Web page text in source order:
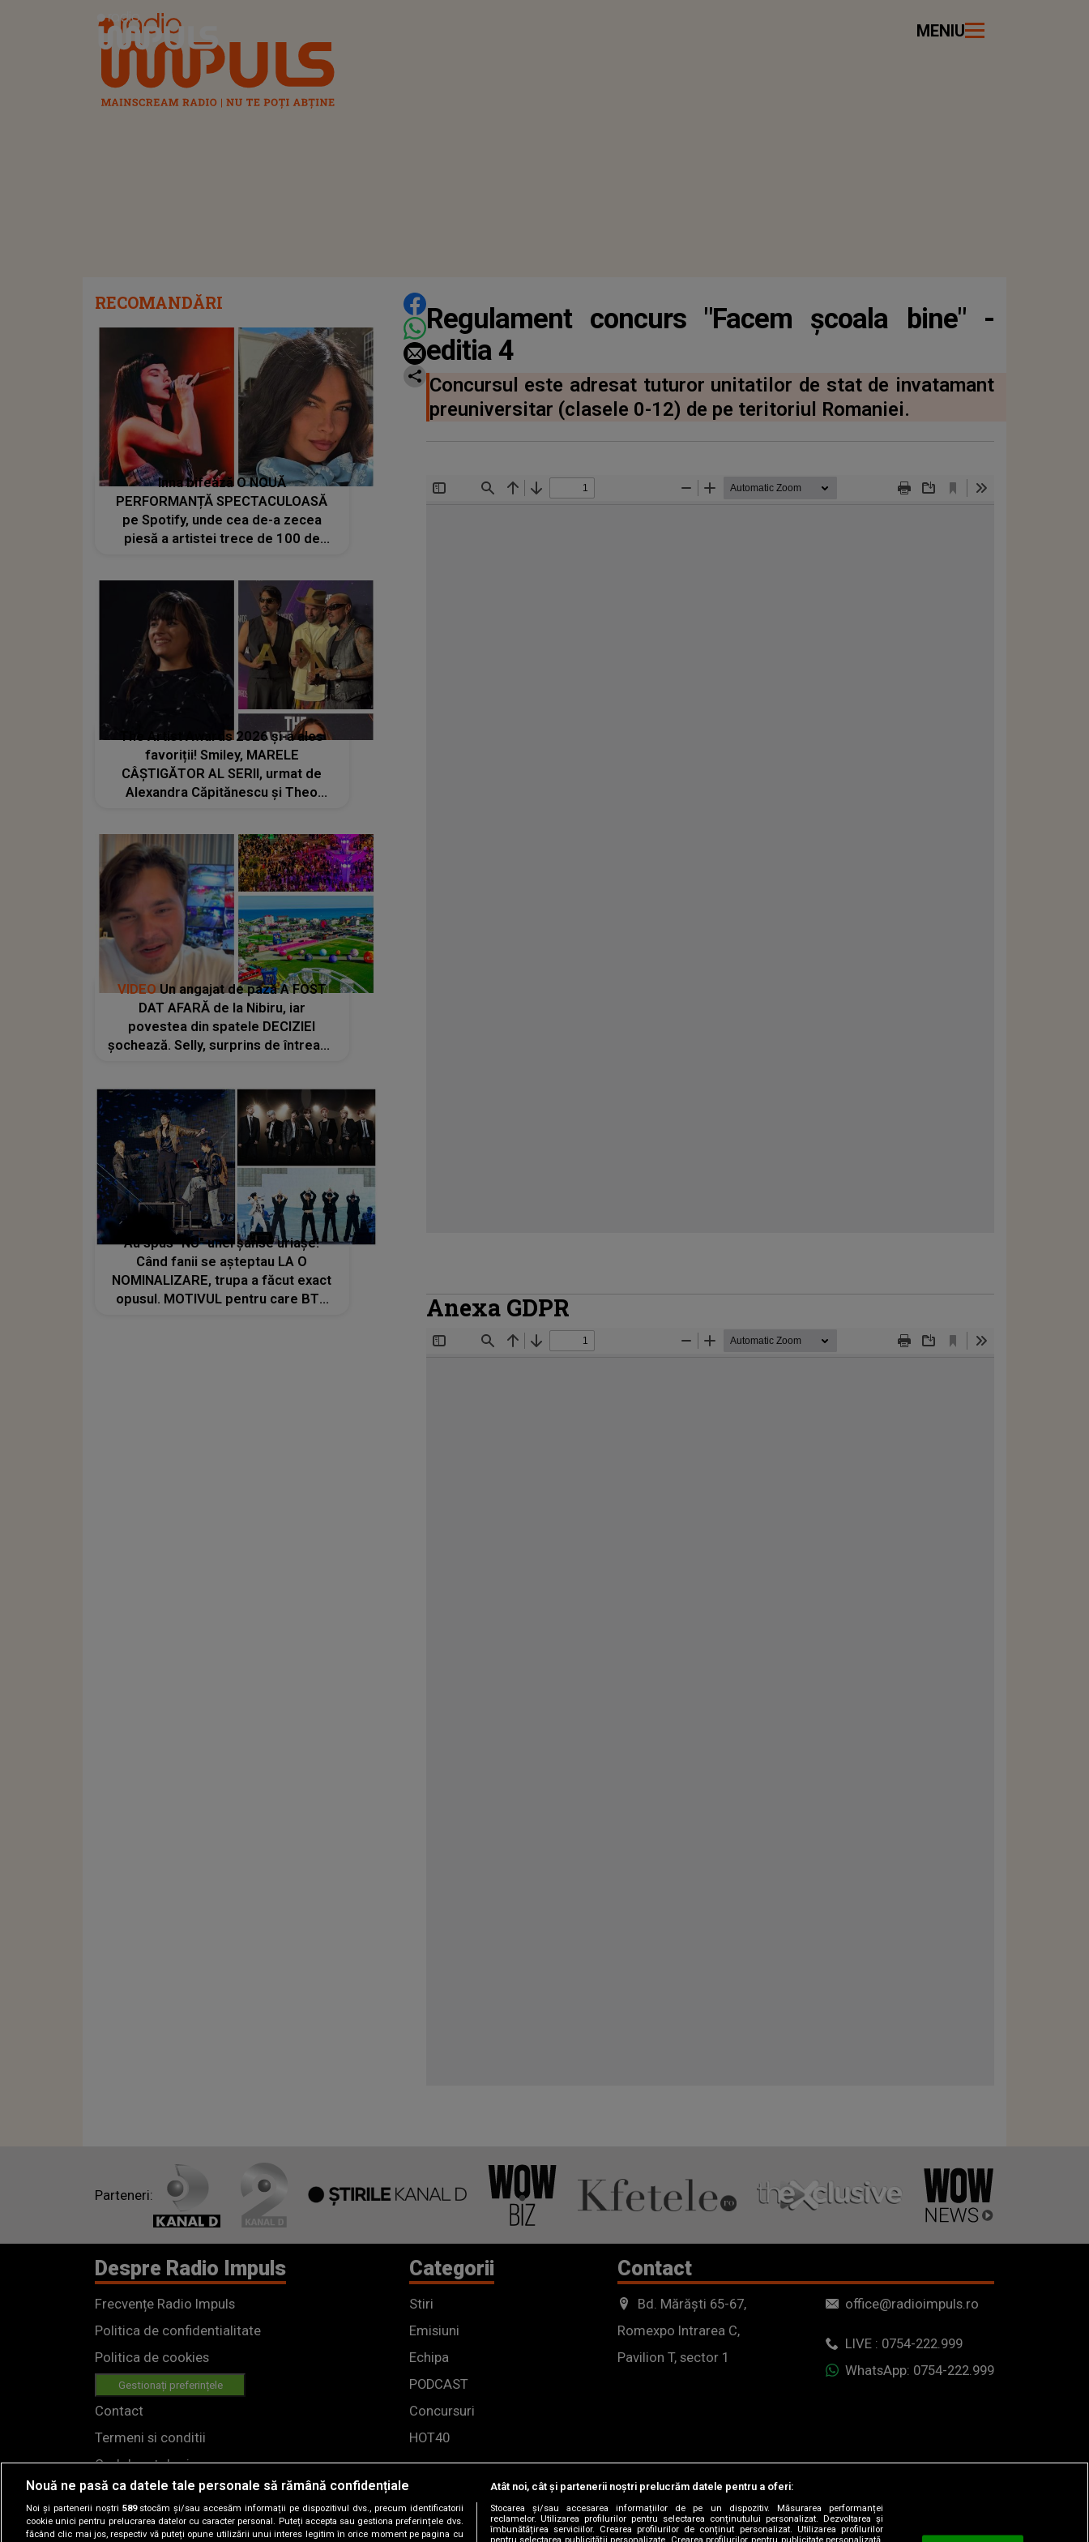
Radio Impuls MENIU
DISTRIBUIE ARTICOLUL
Regulament concurs "Facem școala bine" -
editia 4
Concursul este adresat tuturor unitatilor de stat de invatamant
preuniversitar (clasele 0-12) de pe teritoriul Romaniei.
Anexa GDPR
RECOMANDĂRI
Inna bifează O NOUĂ
PERFORMANȚĂ SPECTACULOASĂ
pe Spotify, unde cea de-a zecea
piesă a artistei trece de 100 de
The Artist Awards 2026 și-a ales
favoriții! Smiley, MARELE
CÂȘTIGĂTOR AL SERII, urmat de
Alexandra Căpitănescu și Theo
"Mulțumesc celor care îmi ascultă
muzica. Este rezultatul unei..."
VIDEOUn angajat de pază A FOST
DAT AFARĂ de la Nibiru, iar
povestea din spatele DECIZIEI
șochează. Selly, surprins de întreaga
Au spus "NU" unei șanse uriașe!
Când fanii se așteptau LA O
NOMINALIZARE, trupa a făcut exact
opusul. MOTIVUL pentru care BTS
Parteneri:
Despre Radio Impuls
Frecvențe Radio Impuls
Politica de confidentialitate
Politica de cookies
Gestionați preferințele
Contact
Termeni si conditii
Cod deontologic
Regulamente
Categorii
Stiri
Emisiuni
Echipa
PODCAST
Concursuri
HOT40
Contact
Bd. Mărăști 65-67,
Romexpo Intrarea C,
Pavilion T, sector 1
office@radioimpuls.ro
LIVE : 0754-222.999
WhatsApp: 0754-222.999
Nouă ne pasă ca datele tale personale să rămână confidențiale
Noi și partenerii noștri 589stocăm și/sau accesăm informații pe dispozitivul dvs., precum identificatorii
cookie unici pentru prelucrarea datelor cu caracter personal. Puteți accepta sau gestiona preferințele dvs.
făcând clic mai jos, respectiv vă puteți opune utilizării unui interes legitim în orice moment pe pagina cu
Atât noi, cât și partenerii noștri prelucrăm datele pentru a oferi:
Stocarea și/sau accesarea informațiilor de pe un dispozitiv. Măsurarea performanței
reclamelor. Utilizarea profilurilor pentru selectarea conținutului personalizat. Dezvoltarea și
îmbunătățirea serviciilor. Crearea profilurilor de conținut personalizat. Utilizarea profilurilor